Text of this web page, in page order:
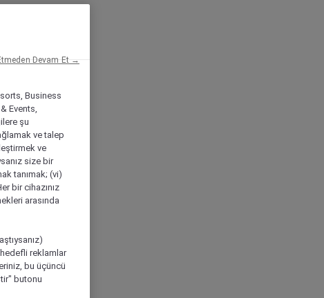
Business
Events,
şu
ve talep
ve
size bir
tanımak; (vi)
bir cihazınız
arasında
reklamlar
bu üçüncü
butonu
Devam Et →